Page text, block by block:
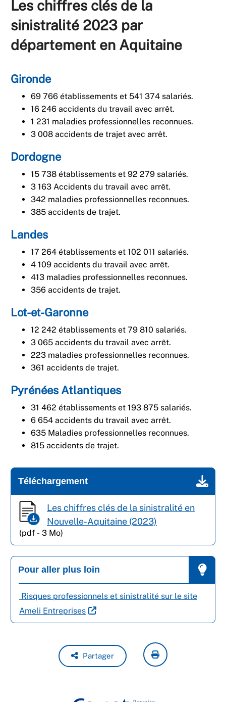
Les chiffres clés de la
sinistralité 2023 par
département en Aquitaine
Gironde
69 766 établissements et 541 374 salariés.
16 246 accidents du travail avec arrêt.
1 231 maladies professionnelles reconnues.
3 008 accidents de trajet avec arrêt.
Dordogne
15 738 établissements et 92 279 salariés.
3 163 Accidents du travail avec arrêt.
342 maladies professionnelles reconnues.
385 accidents de trajet.
Landes
17 264 établissements et 102 011 salariés.
4 109 accidents du travail avec arrêt.
413 maladies professionnelles reconnues.
356 accidents de trajet.
Lot-et-Garonne
12 242 établissements et 79 810 salariés.
3 065 accidents du travail avec arrêt.
223 maladies professionnelles reconnues.
361 accidents de trajet.
Pyrénées Atlantiques
31 462 établissements et 193 875 salariés.
6 654 accidents du travail avec arrêt.
635 Maladies professionnelles reconnues.
815 accidents de trajet.
Téléchargement
Les chiffres clés de la sinistralité en
Nouvelle-Aquitaine (2023)
(pdf - 3 Mo)
Pour aller plus loin
Risques professionnels et sinistralité sur le site
Ameli Entreprises
Partager